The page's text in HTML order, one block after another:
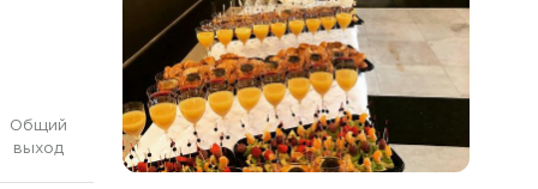
Общий
выход